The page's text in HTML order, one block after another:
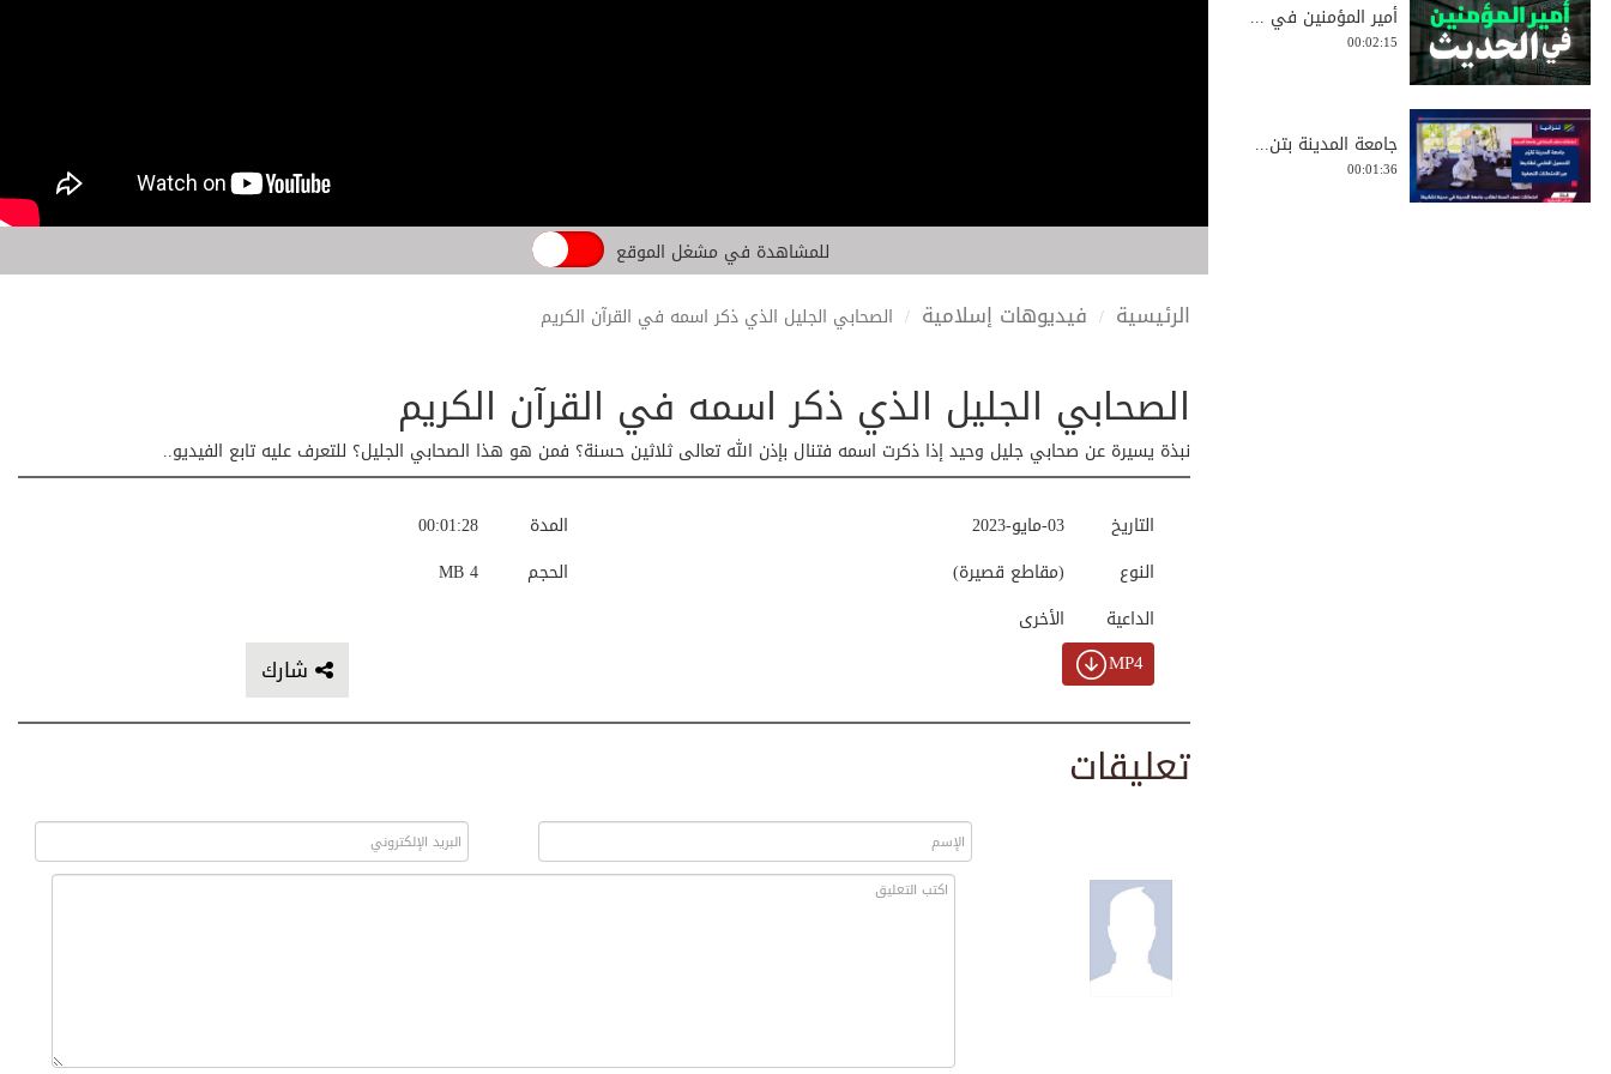
للمشاهدة في مشغل الموقع
الرئيسية فيديوهات إسلامية الصحابي الجليل الذي ذكر اسمه في القرآن الكريم
الصحابي الجليل الذي ذكر اسمه في القرآن الكريم
نبذة يسيرة عن صحابي جليل وحيد إذا ذكرت اسمه فتنال بإذن الله تعالى ثلاثين حسنة؟ فمن هو هذا الصحابي الجليل؟ للتعرف عليه تابع الفيديو..
00:01:28
المدة
4 MB
الحجم
03-مايو-2023
التاريخ
(مقاطع قصيرة)
النوع
الأخرى
الداعية
شارك MP4
تعليقات
أمير المؤمنين في ...
00:02:15
جامعة المدينة بتن...
00:01:36